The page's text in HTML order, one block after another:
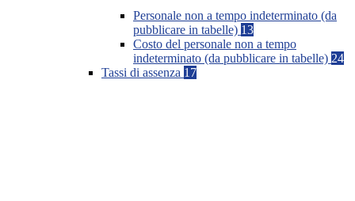
Personale non a tempo indeterminato (da
pubblicare in tabelle) 13
Costo del personale non a tempo
indeterminato (da pubblicare in tabelle) 24
Tassi di assenza 17